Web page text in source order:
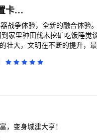
王国传承-欧洲城建经营放置卡牌策略手游
战争体验，全新的融合体验
家里种田伐木挖矿吃饭睡
壮大，文明在不断的提升，
通过领地规划和建筑物的摆
量也会提升。 -真实的古代
的搭配，排兵布阵，运筹帷
使玩家得到不一样的战斗体验
，变身城建大亨！